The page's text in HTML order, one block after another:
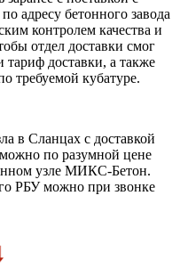
адресу бетонного завода
контролем качества и
отдел доставки смог
тариф доставки, а также
требуемой кубатуре.
в Сланцах с доставкой
по разумной цене
узле МИКС-Бетон.
РБУ можно при звонке